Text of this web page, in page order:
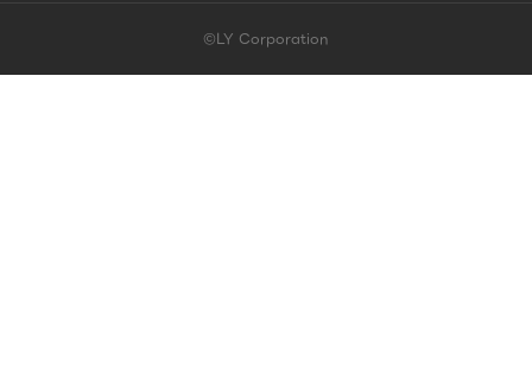
©LY Corporation
このコンテンツは掲載が終了しました | LINE占い